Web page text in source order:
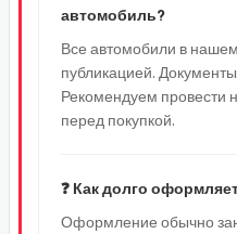
автомобиль?
Все автомобили в
публикацией.
Рекомендуем провести
перед покупкой.
❓ Как долго
Оформление обычно